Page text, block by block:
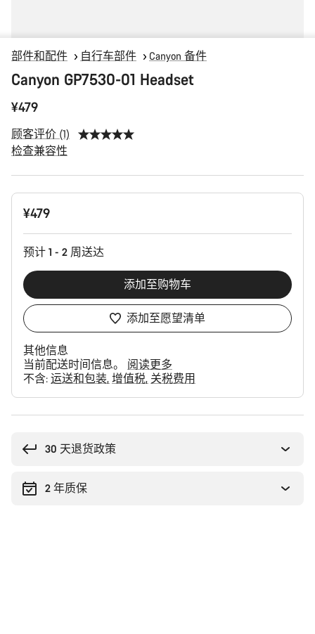
部件和配件 自行车部件 Canyon 备件
Canyon GP7530-01 Headset
¥479
顾客评价 (1)
检查兼容性
产
¥479
预计 1 - 2 周送达
添加至购物车
添加至愿望清单
其他信息
当前配送时间信息。 阅读更多
不含: 运送和包装 增值税 关税费用
30 天退货政策
2 年质保